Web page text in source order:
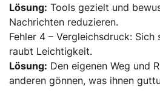
Lösung: Tools gezielt und
Nachrichten reduzieren.
Fehler 4 – Vergleichsdruck:
raubt Leichtigkeit.
Lösung: Den eigenen Weg und
anderen gönnen, was ihnen